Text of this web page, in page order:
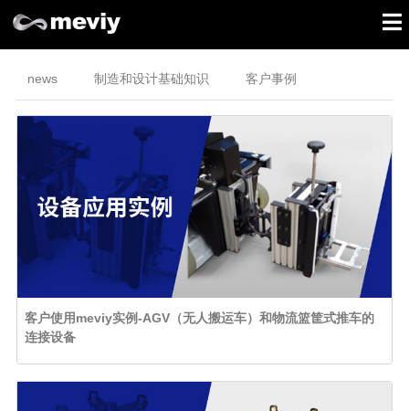
news 制造和设计基础知识 客户事例
客户使用meviy实例-AGV（无人搬运车）和物流篮筐式推车的
连接设备